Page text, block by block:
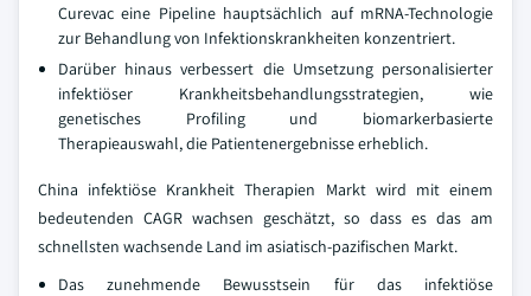
Curevac eine Pipeline hauptsächlich auf mRNA-Technologie
zur Behandlung von Infektionskrankheiten konzentriert.
Darüber hinaus verbessert die Umsetzung personalisierter
infektiöser Krankheitsbehandlungsstrategien, wie
genetisches Profiling und biomarkerbasierte
Therapieauswahl, die Patientenergebnisse erheblich.
China infektiöse Krankheit Therapien Markt wird mit einem
bedeutenden CAGR wachsen geschätzt, so dass es das am
schnellsten wachsende Land im asiatisch-pazifischen Markt.
Das zunehmende Bewusstsein für das infektiöse